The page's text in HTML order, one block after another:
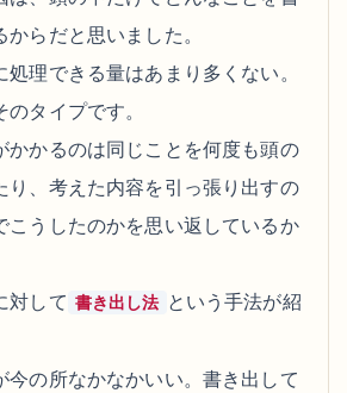
らだと思いました。
理できる量はあまり多くない。
タイプです。
かかるのは同じことを何度も頭の
り、考えた内容を引っ張り出すの
こうしたのかを思い返しているか
対して 書き出し法 という手法が紹
今の所なかなかいい。書き出して